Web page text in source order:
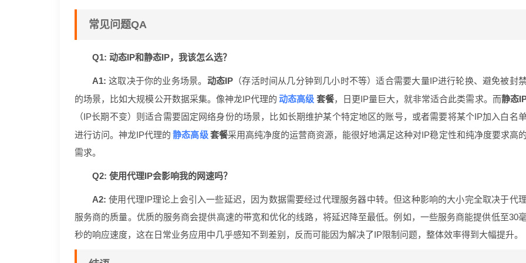
常见问题QA
Q1: 动态IP和静态IP，我该怎么选？
A1: 这取决于你的业务场景。 动态IP（存活时间从几分钟到几小时不等）适合需要大量IP进行轮换、避免被封禁
的场景，比如大规模公开数据采集。像神龙IP代理的 动态高级 套餐，日更IP量巨大，就非常适合此类需求。而静态
（IP长期不变）则适合需要固定网络身份的场景，比如长期维护某个特定地区的账号，或者需要将某个IP加入白名
进行访问。神龙IP代理的 静态高级 套餐采用高纯净度的运营商资源，能很好地满足这种对IP稳定性和纯净度要求高的
需求。
Q2: 使用代理IP会影响我的网速吗？
A2: 使用代理IP理论上会引入一些延迟，因为数据需要经过代理服务器中转。但这种影响的大小完全取决于代理
服务商的质量。优质的服务商会提供高速的带宽和优化的线路，将延迟降至最低。例如，一些服务商能提供低至30
秒的响应速度，这在日常业务应用中几乎感知不到差别，反而可能因为解决了IP限制问题，整体效率得到大幅提升。